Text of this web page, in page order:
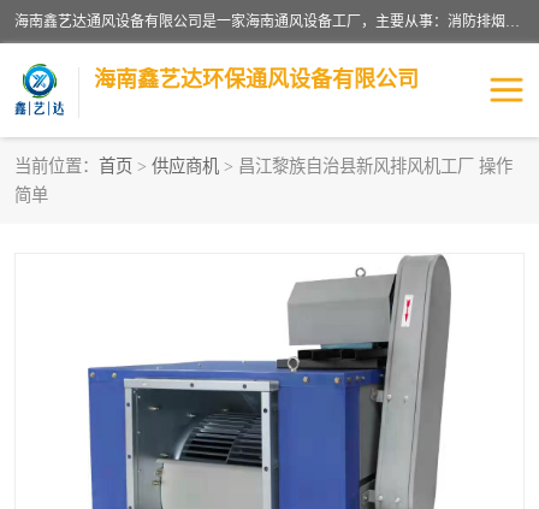
海南鑫艺达通风设备有限公司是一家海南通风设备工厂，主要从事：消防排烟工程、油烟净化工程、厨房排烟工程、酒店厨房设备、新风排风系统、镀锌铁皮管道加工、暖通工程、通风管道安装、消防火阀百叶风口等业务。公司拥有管道及配件一体化工厂生产线，良好的售后服务，良好的设计团队，良好的施工团队、良好管理人员，掌握畅通丰富的信息、市场渠道。
海南鑫艺达环保通风设备有限公司
当前位置： 首页 > 供应商机 > 昌江黎族自治县新风排风机工厂 操作
简单
海南暖通工程
海南酒店厨房设备
风机系列 镁质防火风管
通风设备
消防阀门 消防风机